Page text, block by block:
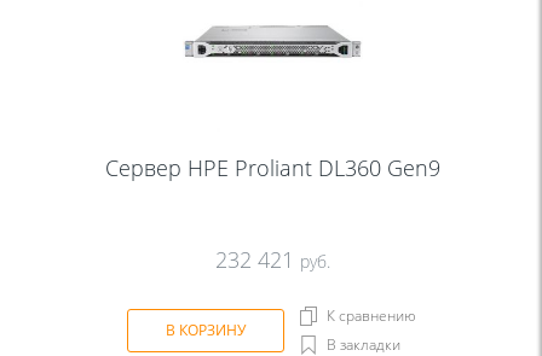
Сервер HPE Proliant DL360 Gen9
232 421 руб.
В КОРЗИНУ
К сравнению
В закладки